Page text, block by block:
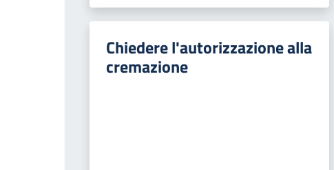
Chiedere l'autorizzazione alla
cremazione